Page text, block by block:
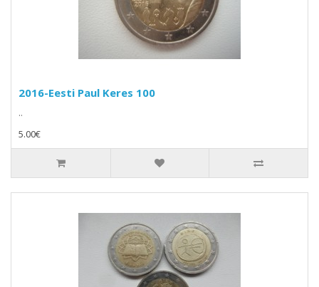
2016-Eesti Paul Keres 100
..
5.00€